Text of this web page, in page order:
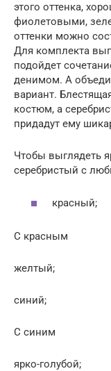
этого оттенка,
фиолетовыми,
оттенки можно
Для комплекта
подойдет
денимом. А
вариант.
костюм, а
придадут ему
Чтобы выглядеть
серебристый с
красный;
С красным
желтый;
синий;
С синим
ярко-голубой;